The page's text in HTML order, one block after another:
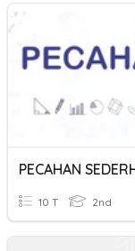
PECAHAN
10 T 2nd